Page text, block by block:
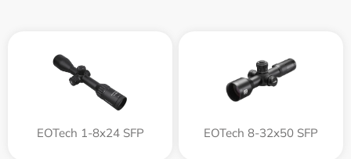
EOTech 1-8x24 SFP EOTech 8-32x50 SFP